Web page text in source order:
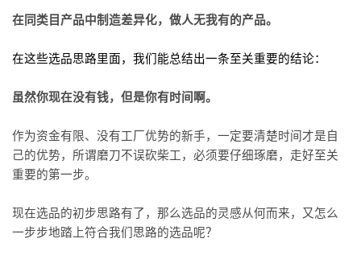
在同类目产品中制造差异化，做人无我有的产品。
在这些选品思路里面，我们能总结出一条至关重要的结论：
虽然你现在没有钱，但是你有时间啊。
作为资金有限、没有工厂优势的新手，一定要清楚时间才是自
己的优势，所谓磨刀不误砍柴工，必须要仔细琢磨，走好至关
重要的第一步。
现在选品的初步思路有了，那么选品的灵感从何而来，又怎么
一步步地踏上符合我们思路的选品呢？